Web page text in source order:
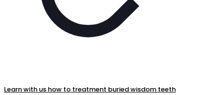
Learn with us how to treatment buried wisdom teeth